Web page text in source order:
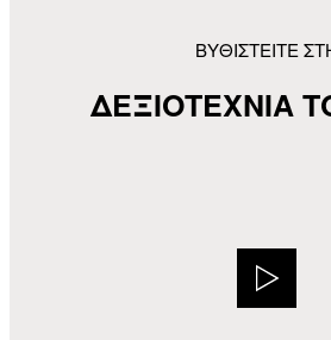
ΒΥΘΙΣΤΕΙΤΕ
ΔΕΞΙΟΤΕΧΝΙΑ